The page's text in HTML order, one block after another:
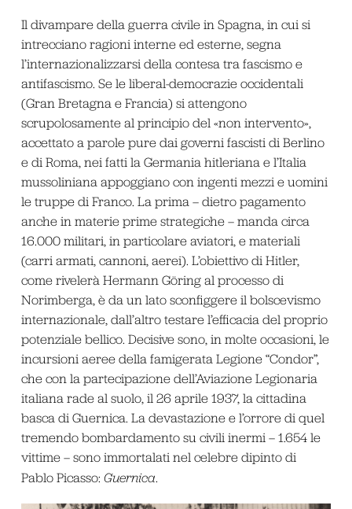
Il divampare della guerra civile in Spagna, in cui si
intrecciano ragioni interne ed esterne, segna
l’internazionalizzarsi della contesa tra fascismo e
antifascismo. Se le liberal-democrazie occidentali
(Gran Bretagna e Francia) si attengono
scrupolosamente al principio del «non intervento»,
accettato a parole pure dai governi fascisti di Berlino
e di Roma, nei fatti la Germania hitleriana e l’Italia
mussoliniana appoggiano con ingenti mezzi e uomini
le truppe di Franco. La prima – dietro pagamento
anche in materie prime strategiche – manda circa
16.000 militari, in particolare aviatori, e materiali
(carri armati, cannoni, aerei). L’obiettivo di Hitler,
come rivelerà Hermann Göring al processo di
Norimberga, è da un lato sconfiggere il bolscevismo
internazionale, dall’altro testare l’efficacia del proprio
potenziale bellico. Decisive sono, in molte occasioni, le
incursioni aeree della famigerata Legione “Condor”,
che con la partecipazione dell’Aviazione Legionaria
italiana rade al suolo, il 26 aprile 1937, la cittadina
basca di Guernica. La devastazione e l’orrore di quel
tremendo bombardamento su civili inermi – 1.654 le
vittime – sono immortalati nel celebre dipinto di
Pablo Picasso: Guernica.